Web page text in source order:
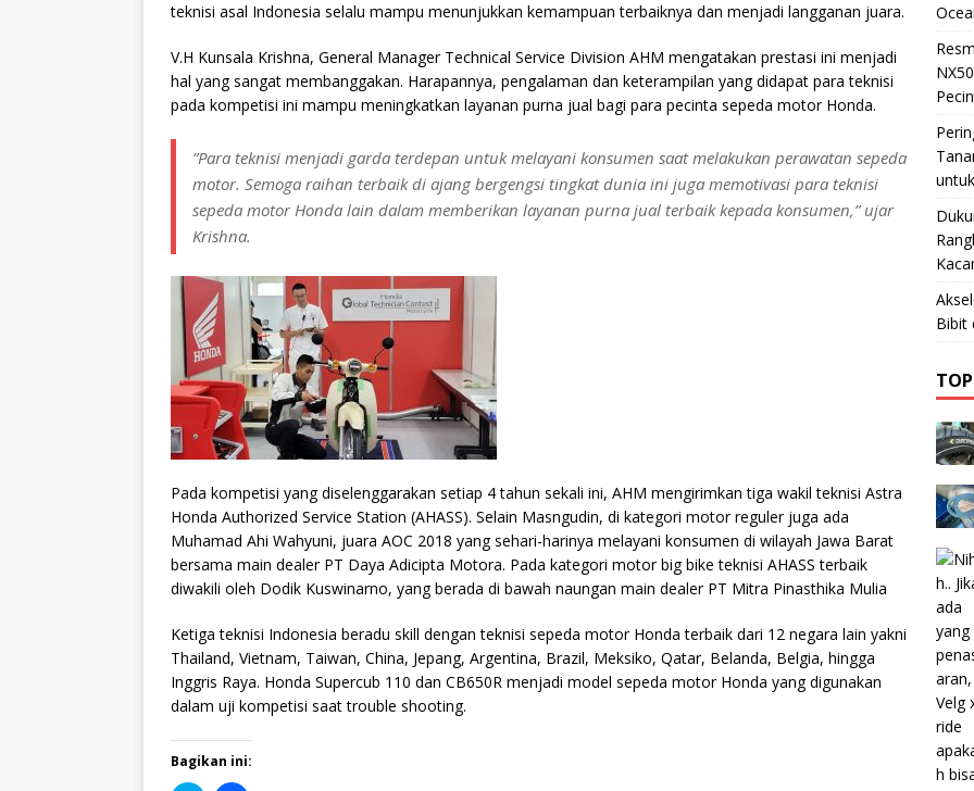
teknisi asal Indonesia selalu mampu menunjukkan kemampuan terbaiknya dan menjadi langganan juara.
V.H Kunsala Krishna, General Manager Technical Service Division AHM mengatakan prestasi ini menjadi
hal yang sangat membanggakan. Harapannya, pengalaman dan keterampilan yang didapat para teknisi
pada kompetisi ini mampu meningkatkan layanan purna jual bagi para pecinta sepeda motor Honda.
”Para teknisi menjadi garda terdepan untuk melayani konsumen saat melakukan perawatan sepeda
motor. Semoga raihan terbaik di ajang bergengsi tingkat dunia ini juga memotivasi para teknisi
sepeda motor Honda lain dalam memberikan layanan purna jual terbaik kepada konsumen,” ujar
Krishna.
Pada kompetisi yang diselenggarakan setiap 4 tahun sekali ini, AHM mengirimkan tiga wakil teknisi Astra
Honda Authorized Service Station (AHASS). Selain Masngudin, di kategori motor reguler juga ada
Muhamad Ahi Wahyuni, juara AOC 2018 yang sehari-harinya melayani konsumen di wilayah Jawa Barat
bersama main dealer PT Daya Adicipta Motora. Pada kategori motor big bike teknisi AHASS terbaik
diwakili oleh Dodik Kuswinarno, yang berada di bawah naungan main dealer PT Mitra Pinasthika Mulia
Ketiga teknisi Indonesia beradu skill dengan teknisi sepeda motor Honda terbaik dari 12 negara lain yakni
Thailand, Vietnam, Taiwan, China, Jepang, Argentina, Brazil, Meksiko, Qatar, Belanda, Belgia, hingga
Inggris Raya. Honda Supercub 110 dan CB650R menjadi model sepeda motor Honda yang digunakan
dalam uji kompetisi saat trouble shooting.
Bagikan ini:
Bibit